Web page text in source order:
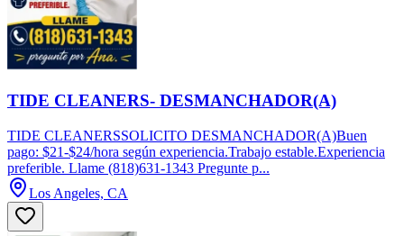
TIDE CLEANERS- DESMANCHADOR(A)
TIDE CLEANERSSOLICITO DESMANCHADOR(A)Buen
pago: $21-$24/hora según experiencia.Trabajo estable.Experiencia
preferible. Llame (818)631-1343 Pregunte p...
Los Angeles, CA